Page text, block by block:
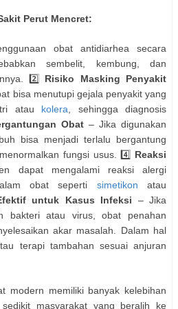
Perut Mencret:
obat antidiarhea secara
sembelit, kembung, dan
2️⃣ Risiko Masking Penyakit
bisa menutupi gejala penyakit yang
atau kolera, sehingga diagnosis
Obat – Jika digunakan
bisa menjadi terlalu bergantung
fungsi usus. 4️⃣ Reaksi
dapat mengalami reaksi alergi
obat seperti simetikon atau
untuk Kasus Infeksi – Jika
bakteri atau virus, obat penahan
akar masalah. Dalam hal
terapi tambahan sesuai anjuran
modern memiliki banyak kelebihan
masyarakat yang beralih ke